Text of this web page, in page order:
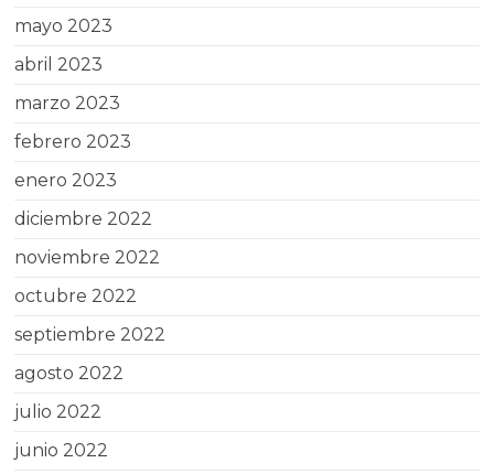
mayo 2023
abril 2023
marzo 2023
febrero 2023
enero 2023
diciembre 2022
noviembre 2022
octubre 2022
septiembre 2022
agosto 2022
julio 2022
junio 2022